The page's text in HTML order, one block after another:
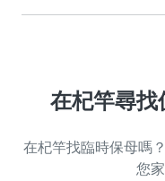
在杞竿尋找
在杞竿找臨時保母嗎
您